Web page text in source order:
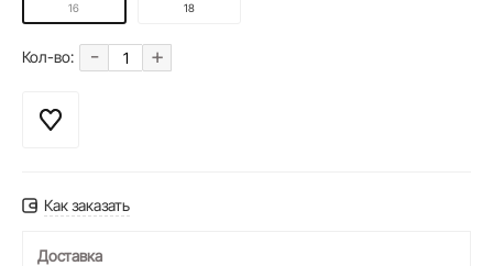
16 18
Кол-во: - +
Как заказать
Доставка